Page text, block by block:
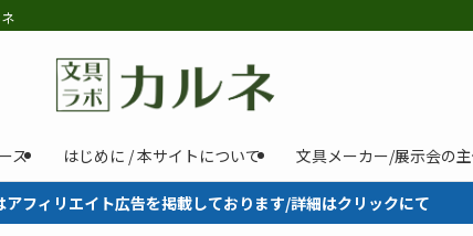
ス はじめに / 本サイトについて 文具メーカー/展示会の
アフィリエイト広告を掲載しております/詳細はクリックにて